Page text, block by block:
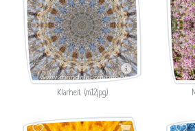
Klarheit (m12.jpg)